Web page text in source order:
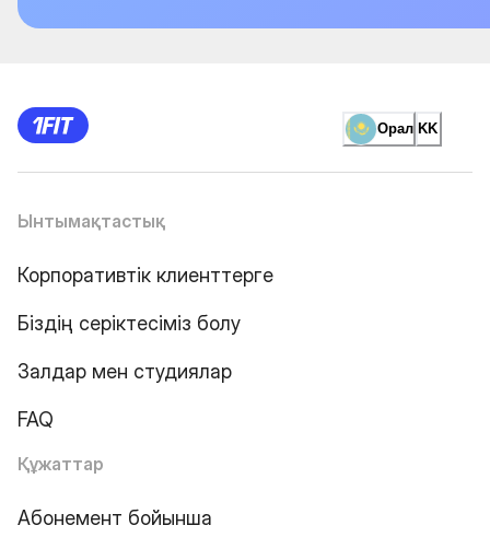
Орал KK
Ынтымақтастық
Корпоративтік клиенттерге
Біздің серіктесіміз болу
Залдар мен студиялар
FAQ
Құжаттар
Абонемент бойынша